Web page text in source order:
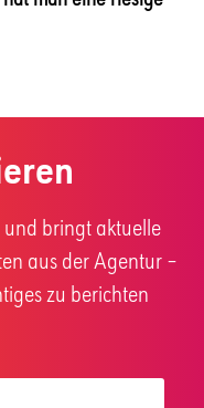
bringt aktuelle
aus der Agentur –
zu berichten